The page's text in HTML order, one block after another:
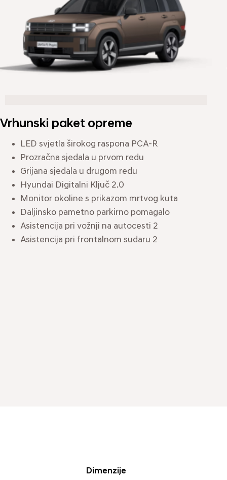
Vrhunski paket opreme
LED svjetla širokog raspona PCA-R
Prozračna sjedala u prvom redu
Grijana sjedala u drugom redu
Hyundai Digitalni Ključ 2.0
Monitor okoline s prikazom mrtvog kuta
Daljinsko pametno parkirno pomagalo
Asistencija pri vožnji na autocesti 2
Asistencija pri frontalnom sudaru 2
Dimenzije